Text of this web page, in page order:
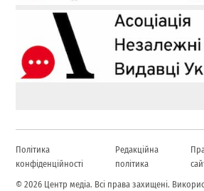
Політика
конфіденційності
Редакційна
політика
© 2026 Центр медіа. Всі права захищені.